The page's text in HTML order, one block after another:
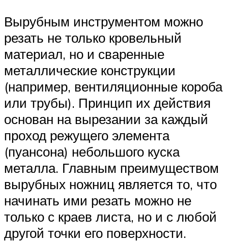
Вырубным инструментом можно
резать не только кровельный
материал, но и сваренные
металлические конструкции
(например, вентиляционные короба
или трубы). Принцип их действия
основан на вырезании за каждый
проход режущего элемента
(пуансона) небольшого куска
металла. Главным преимуществом
вырубных ножниц является то, что
начинать ими резать можно не
только с краев листа, но и с любой
другой точки его поверхности.